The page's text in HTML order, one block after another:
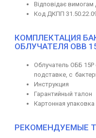
Відповідає вимогам
Код ДКПП
КОМПЛЕКТАЦИЯ
ОБЛУЧАТЕЛЯ ОBB
Облучатель ОББ
подставке, с
Инструкция
Гарантийный талон
Картонная упаковка
РЕКОМЕНДУЕМЫЕ